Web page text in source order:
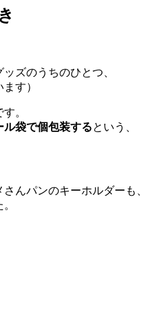
ズのうちのひとつ、
す）
。
ル袋で個包装するという、
んパンのキーホルダーも、